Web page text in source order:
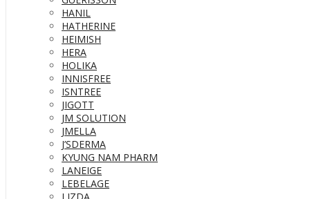
HANIL
HATHERINE
HEIMISH
HERA
HOLIKA
INNISFREE
ISNTREE
JIGOTT
JM SOLUTION
JMELLA
J’SDERMA
KYUNG NAM PHARM
LANEIGE
LEBELAGE